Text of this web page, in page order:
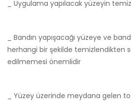
_ Uygulama yapılacak yüzeyin
_ Bandın yapışacağı yüzeye ve
herhangi bir şekilde temizlendikten
edilmemesi önemlidir
_ Yüzey üzerinde meydana gelen